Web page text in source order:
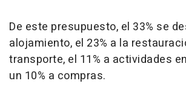
De este presupuesto, el 33% se
alojamiento, el 23% a la
transporte, el 11% a actividades
un 10% a compras.